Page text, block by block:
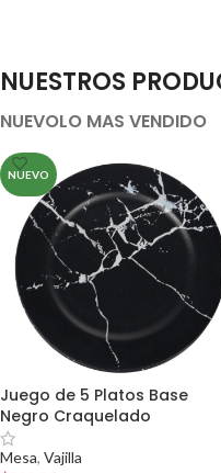
NUESTROS
NUEVOLO MAS VENDIDO
NUEVO
Juego de 5 Platos Base
Negro Craquelado
Mesa, Vajilla